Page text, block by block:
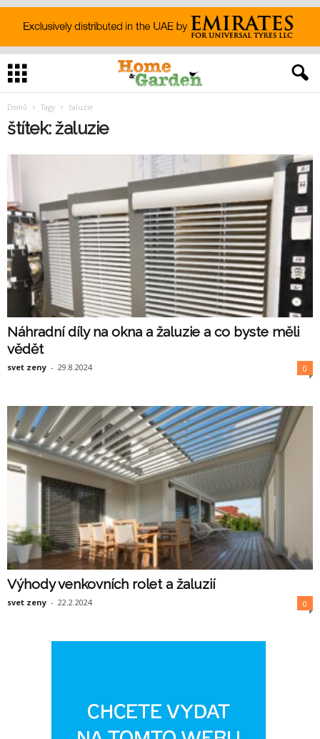
Domů Tagy žaluzie
štítek: žaluzie
Náhradní díly na okna a žaluzie a co byste měli
vědět
svet zeny - 29.8.2024 0
Výhody venkovních rolet a žaluzií
svet zeny - 22.2.2024 0